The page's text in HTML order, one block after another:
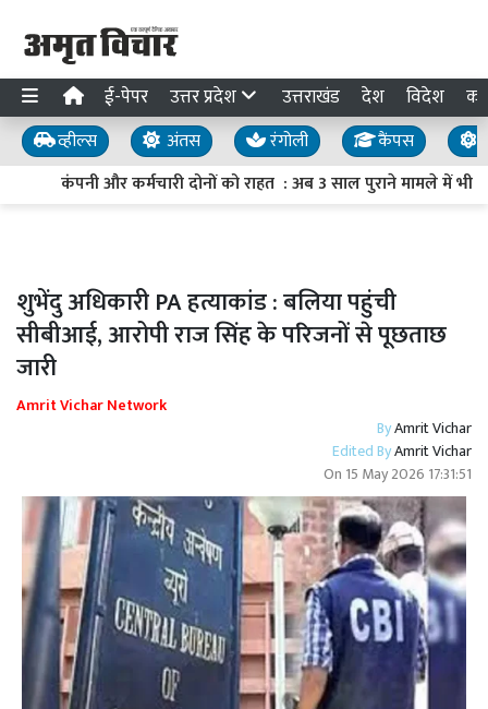
ई-पेपर उत्तर प्रदेश उत्तराखंड देश विदेश
व्हील्स अंतस रंगोली कैंपस
कंपनी और कर्मचारी दोनों को राहत : अब 3 साल पुराने मामले में भी
शुभेंदु अधिकारी PA हत्याकांड : बलिया पहुंची
सीबीआई, आरोपी राज सिंह के परिजनों से पूछताछ
जारी
Amrit Vichar Network
ByAmrit Vichar
Edited ByAmrit Vichar
On 15 May 2026 17:31:51